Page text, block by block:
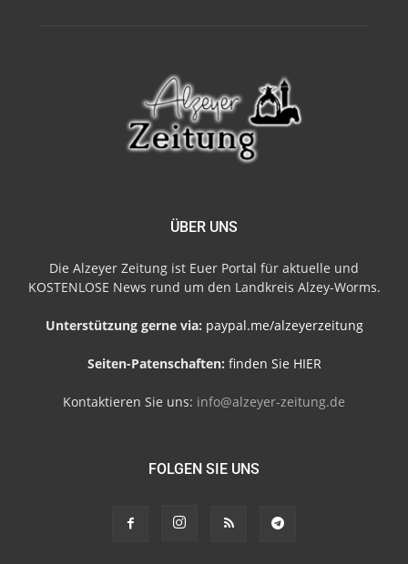
ÜBER UNS
Die Alzeyer Zeitung ist Euer Portal für aktuelle und
KOSTENLOSE News rund um den Landkreis Alzey-Worms.
Unterstützung gerne via: paypal.me/alzeyerzeitung
Seiten-Patenschaften: finden Sie HIER
Kontaktieren Sie uns: info@alzeyer-zeitung.de
FOLGEN SIE UNS